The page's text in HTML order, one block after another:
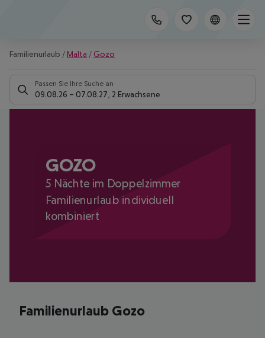
Familienurlaub / Malta / Gozo
Passen Sie Ihre Suche an
09.08.26 – 07.08.27 2 Erwachsene
GOZO
5 Nächte im Doppelzimmer
Familienurlaub individuell
kombiniert
Familienurlaub Gozo